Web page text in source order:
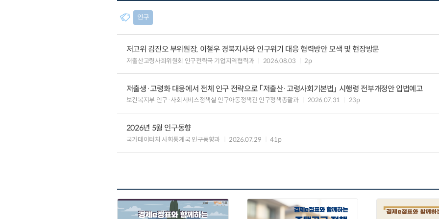
인구
저고위 김진오 부위원장, 이철우 경북지사와 인구위기 대응 협력방안 모색 및 현장방문
저출산고령사회위원회 인구전략국 기업지역협력과 2026.08.03 2p
저출생·고령화 대응에서 전체 인구 전략으로 「저출산·고령사회기본법」 시행령 전부개정안 입법예고
보건복지부 인구·사회서비스정책실 인구아동정책관 인구정책총괄과 2026.07.31 23p
2026년 5월 인구동향
국가데이터처 사회통계국 인구동향과 2026.07.29 41p